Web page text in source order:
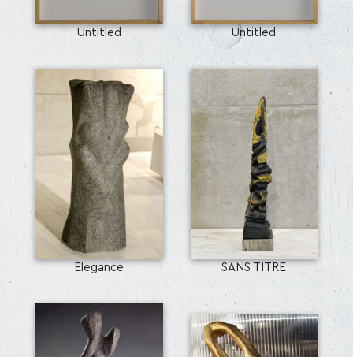
SEARCH AND PRESS ENTER
Untitled Untitled
Elegance SANS TITRE